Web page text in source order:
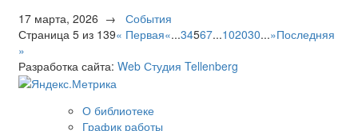
17 марта, 2026 → События
Страница 5 из 139« Первая«...34567...102030...»Последняя
»
Разработка сайта: Web Студия Tellenberg
О библиотеке
График работы